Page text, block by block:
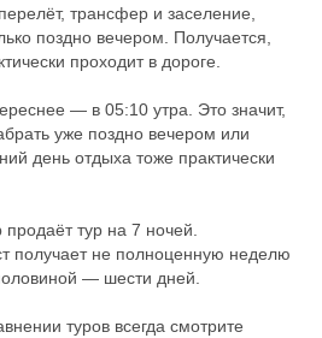
трансфер и заселение,
поздно вечером. Получается,
проходит в дороге.
— в 05:10 утра. Это значит,
уже поздно вечером или
день отдыха тоже практически
тур на 7 ночей.
получает не полноценную неделю
— шести дней.
туров всегда смотрите